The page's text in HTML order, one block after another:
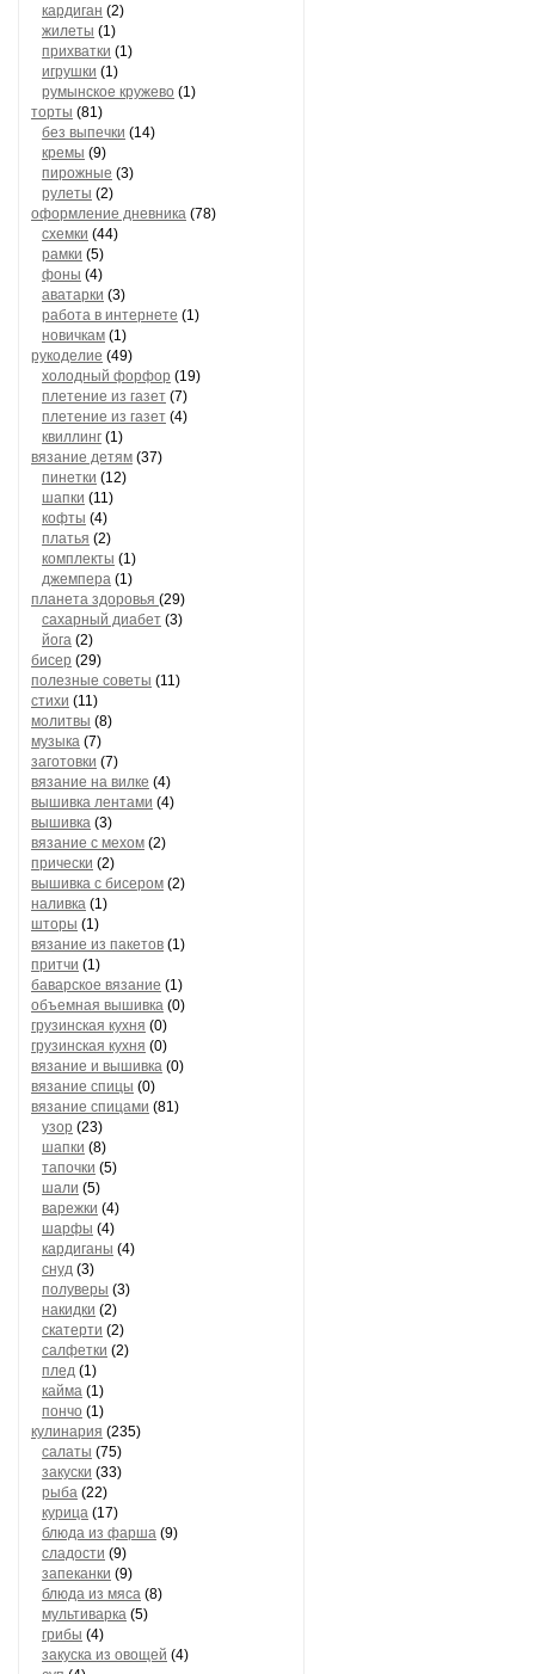
кардиган (2)
жилеты (1)
прихватки (1)
игрушки (1)
румынское кружево (1)
торты (81)
без выпечки (14)
кремы (9)
пирожные (3)
рулеты (2)
оформление дневника (78)
схемки (44)
рамки (5)
фоны (4)
аватарки (3)
работа в интернете (1)
новичкам (1)
рукоделие (49)
холодный форфор (19)
плетение из газет (7)
плетение из газет (4)
квиллинг (1)
вязание детям (37)
пинетки (12)
шапки (11)
кофты (4)
платья (2)
комплекты (1)
джемпера (1)
планета здоровья (29)
сахарный диабет (3)
йога (2)
бисер (29)
полезные советы (11)
стихи (11)
молитвы (8)
музыка (7)
заготовки (7)
вязание на вилке (4)
вышивка лентами (4)
вышивка (3)
вязание с мехом (2)
прически (2)
вышивка с бисером (2)
наливка (1)
шторы (1)
вязание из пакетов (1)
притчи (1)
баварское вязание (1)
объемная вышивка (0)
грузинская кухня (0)
грузинская кухня (0)
вязание и вышивка (0)
вязание спицы (0)
вязание спицами (81)
узор (23)
шапки (8)
тапочки (5)
шали (5)
варежки (4)
шарфы (4)
кардиганы (4)
снуд (3)
полуверы (3)
накидки (2)
скатерти (2)
салфетки (2)
плед (1)
кайма (1)
пончо (1)
кулинария (235)
салаты (75)
закуски (33)
рыба (22)
курица (17)
блюда из фарша (9)
сладости (9)
запеканки (9)
блюда из мяса (8)
мультиварка (5)
грибы (4)
закуска из овощей (4)